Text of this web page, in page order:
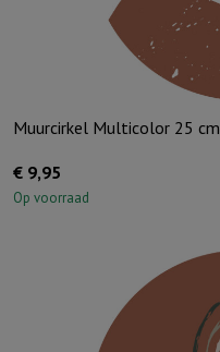
Muurcirkel Multicolor 25
€ 9,95
Op voorraad